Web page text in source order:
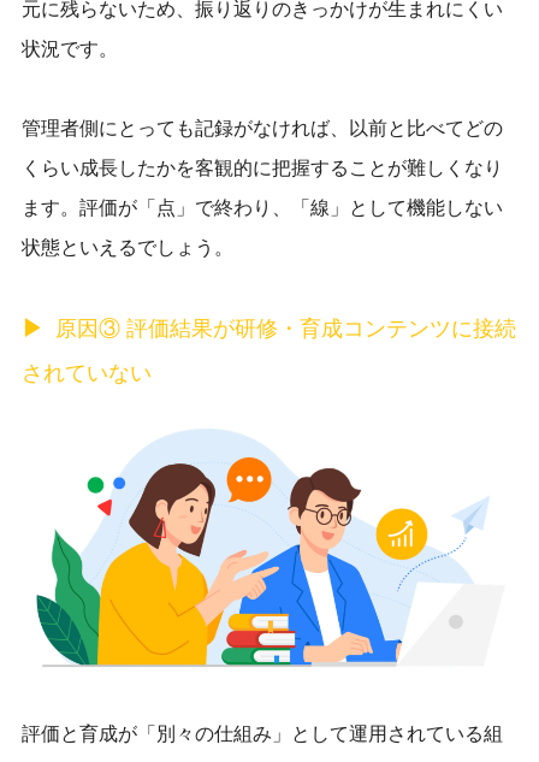
元に残らないため、振り返りのきっかけが生まれにくい
状況です。
管理者側にとっても記録がなければ、以前と比べてどの
くらい成長したかを客観的に把握することが難しくなり
ます。評価が「点」で終わり、「線」として機能しない
状態といえるでしょう。
原因③ 評価結果が研修・育成コンテンツに接続
されていない
評価と育成が「別々の仕組み」として運用されている組